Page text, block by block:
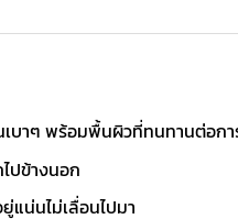
บาๆ พร้อมพื้นผิวที่ทนทานต่อกา
ปข้างนอก
น่นไม่เลื่อนไปมา